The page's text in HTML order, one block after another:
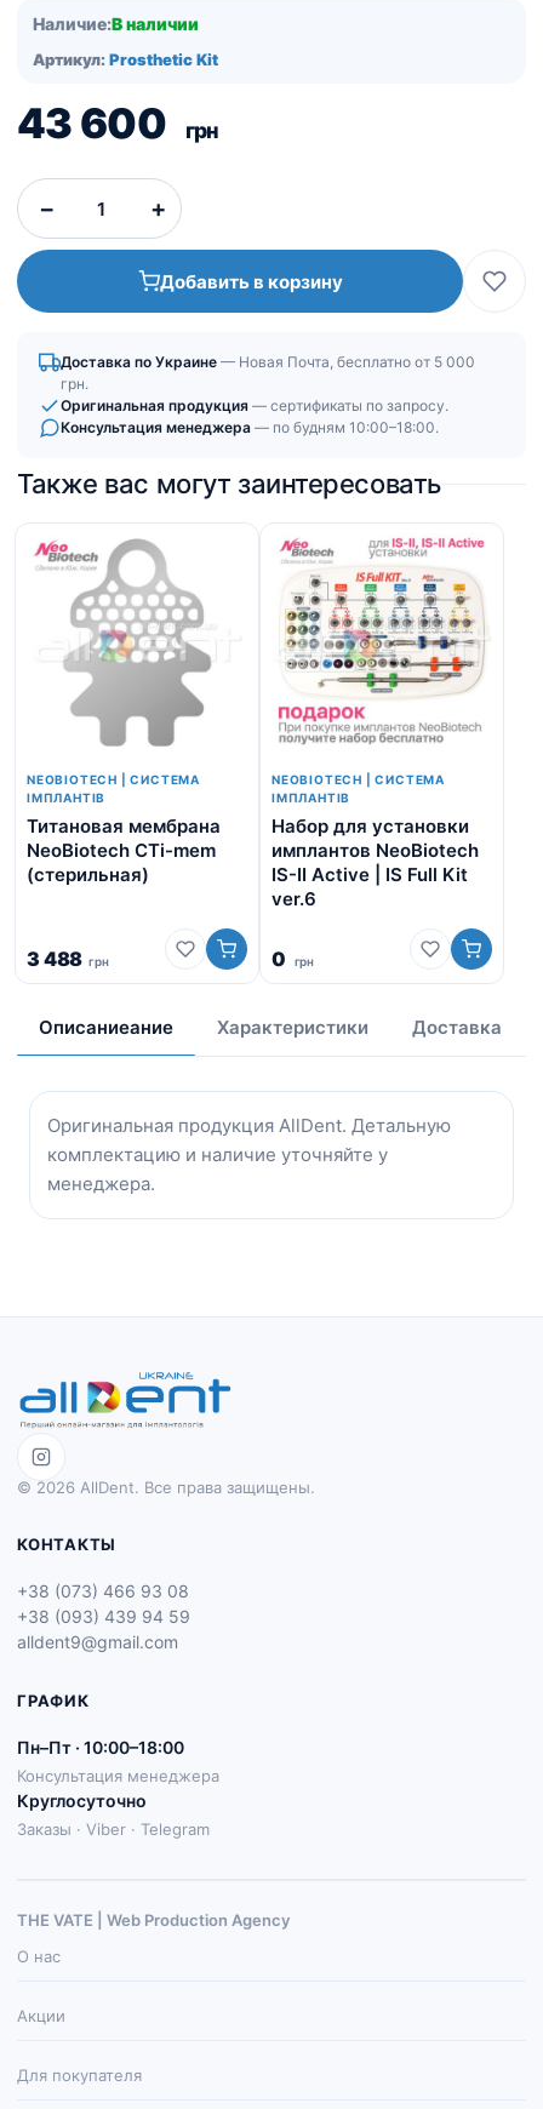
Наличие:В наличии
Артикул: Prosthetic Kit
43 600 грн
− +
Добавить в корзину
Доставка по Украине — Новая Почта, бесплатно от 5 000
грн.
Оригинальная продукция — сертификаты по запросу.
Консультация менеджера — по будням 10:00–18:00.
Также вас могут заинтересовать
NEOBIOTECH | СИСТЕМА
ІМПЛАНТІВ
Титановая мембрана
NeoBiotech CTi-mem
(стерильная)
3 488 грн
NEOBIOTECH | СИСТЕМА
ІМПЛАНТІВ
Набор для установки
имплантов NeoBiotech
IS-II Active | IS Full Kit
ver.6
0 грн
Описаниеание Характеристики Доставка
Оригинальная продукция AllDent. Детальную
комплектацию и наличие уточняйте у
менеджера.
© 2026 AllDent. Все права защищены.
КОНТАКТЫ
+38 (073) 466 93 08
+38 (093) 439 94 59
alldent9@gmail.com
ГРАФИК
Пн–Пт · 10:00–18:00
Консультация менеджера
Круглосуточно
Заказы · Viber · Telegram
THE VATE | Web Production Agenсy
О нас
Акции
Для покупателя